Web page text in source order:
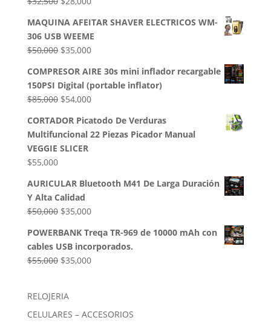
original
era:
$32,500.
actual
es:
$28,000.
MAQUINA AFEITAR SHAVER ELECTRICOS WM-
306 USB WEEME
$50,000 El
original
era:
$50,000.
$35,000El
actual
es:
$35,000.
COMPRESOR AIRE 30s mini inflador recargable
150PSI Digital (portable inflator)
$85,000 El
original
era:
$85,000.
$54,000El
actual
es:
CORTADOR Picatodo De Verduras
Multifuncional 22 Piezas Picador Manual
VEGGIE SLICER
$55,000
AURICULAR Bluetooth M41 De Larga Duración
Y Alta Calidad
$50,000 El
original
era:
$50,000.
$35,000El
actual
es:
$35,000.
POWERBANK Treqa TR-969 de 10000 mAh con
cables USB incorporados.
$55,000 El
era:
$55,000.
$35,000El
$35,000.
RELOJERIA
CELULARES – ACCESORIOS